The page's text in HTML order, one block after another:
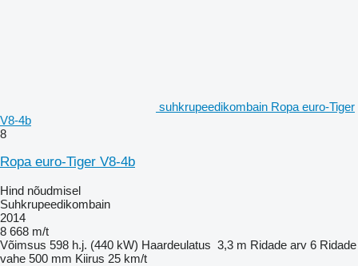
suhkrupeedikombain Ropa euro-Tiger
V8-4b
8
Ropa euro-Tiger V8-4b
Hind nõudmisel
Suhkrupeedikombain
2014
8 668 m/t
Võimsus 598 h.j. (440 kW) Haardeulatus 3,3 m Ridade arv 6 Ridade
vahe 500 mm Kiirus 25 km/t